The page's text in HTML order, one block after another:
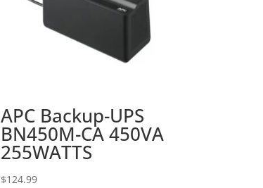
APC Backup-UPS
BN450M-CA 450VA
255WATTS
$124.99